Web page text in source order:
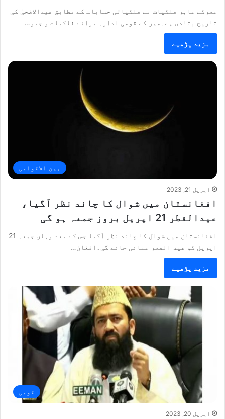
مصرکے ماہر فلکیات نے فلکیاتی حسابات کے مطابق عیدالاضحیٰ کی
تاریخ بتادی ہے۔مصر کے قومی ادارہ برائے فلکیات و جیو…
مزید پڑھیے
بین الاقوامی
اپریل 21, 2023
افغانستان میں شوال کا چاند نظر آگیا،
عیدالفطر 21 اپریل بروز جمعہ ہو گی
افغانستان میں شوال کا چاند نظر آگیا جس کے بعد وہاں جمعہ 21
اپریل کو عید الفطر منائی جائے گی۔افغان…
مزید پڑھیے
قومی
اپریل 20, 2023